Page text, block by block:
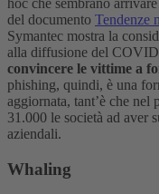
hoc che sembrano
del documento Tendenze
Symantec mostra la
alla diffusione del
convincere le vittime a
phishing, quindi, è una
aggiornata, tant’è che nel
31.000 le società ad aver
aziendali.
Whaling